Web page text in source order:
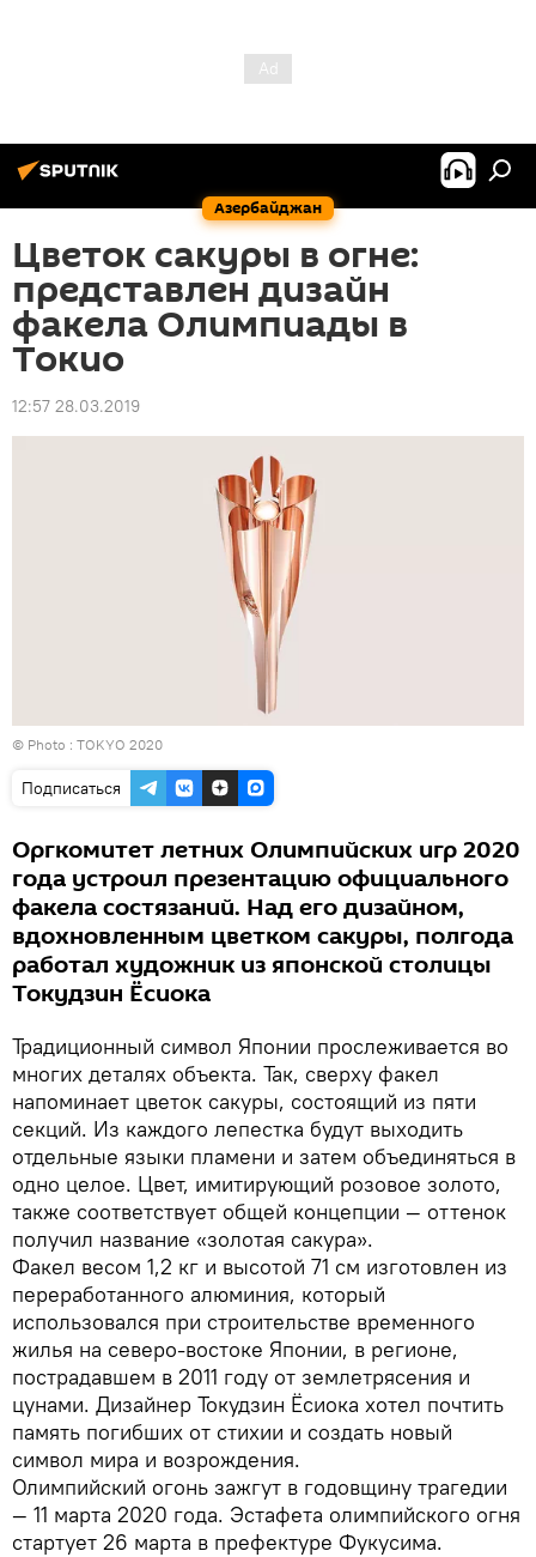
Азербайджан
Цветок сакуры в огне:
представлен дизайн
факела Олимпиады в
Токио
12:57 28.03.2019
© Photo : TOKYO 2020
Подписаться
Оргкомитет летних Олимпийских игр 2020
года устроил презентацию официального
факела состязаний. Над его дизайном,
вдохновленным цветком сакуры, полгода
работал художник из японской столицы
Токудзин Ёсиока
Традиционный символ Японии прослеживается во
многих деталях объекта. Так, сверху факел
напоминает цветок сакуры, состоящий из пяти
секций. Из каждого лепестка будут выходить
отдельные языки пламени и затем объединяться в
одно целое. Цвет, имитирующий розовое золото,
также соответствует общей концепции — оттенок
получил название «золотая сакура».
Факел весом 1,2 кг и высотой 71 см изготовлен из
переработанного алюминия, который
использовался при строительстве временного
жилья на северо-востоке Японии, в регионе,
пострадавшем в 2011 году от землетрясения и
цунами. Дизайнер Токудзин Ёсиока хотел почтить
память погибших от стихии и создать новый
символ мира и возрождения.
Олимпийский огонь зажгут в годовщину трагедии
— 11 марта 2020 года. Эстафета олимпийского огня
стартует 26 марта в префектуре Фукусима.